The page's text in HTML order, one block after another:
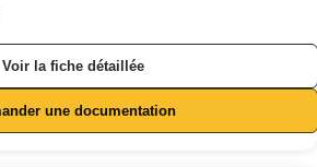
Voir la fiche détaillée
une documentation